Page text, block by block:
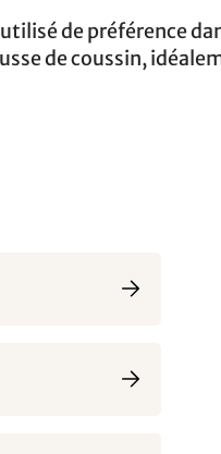
de préférence
de coussin,